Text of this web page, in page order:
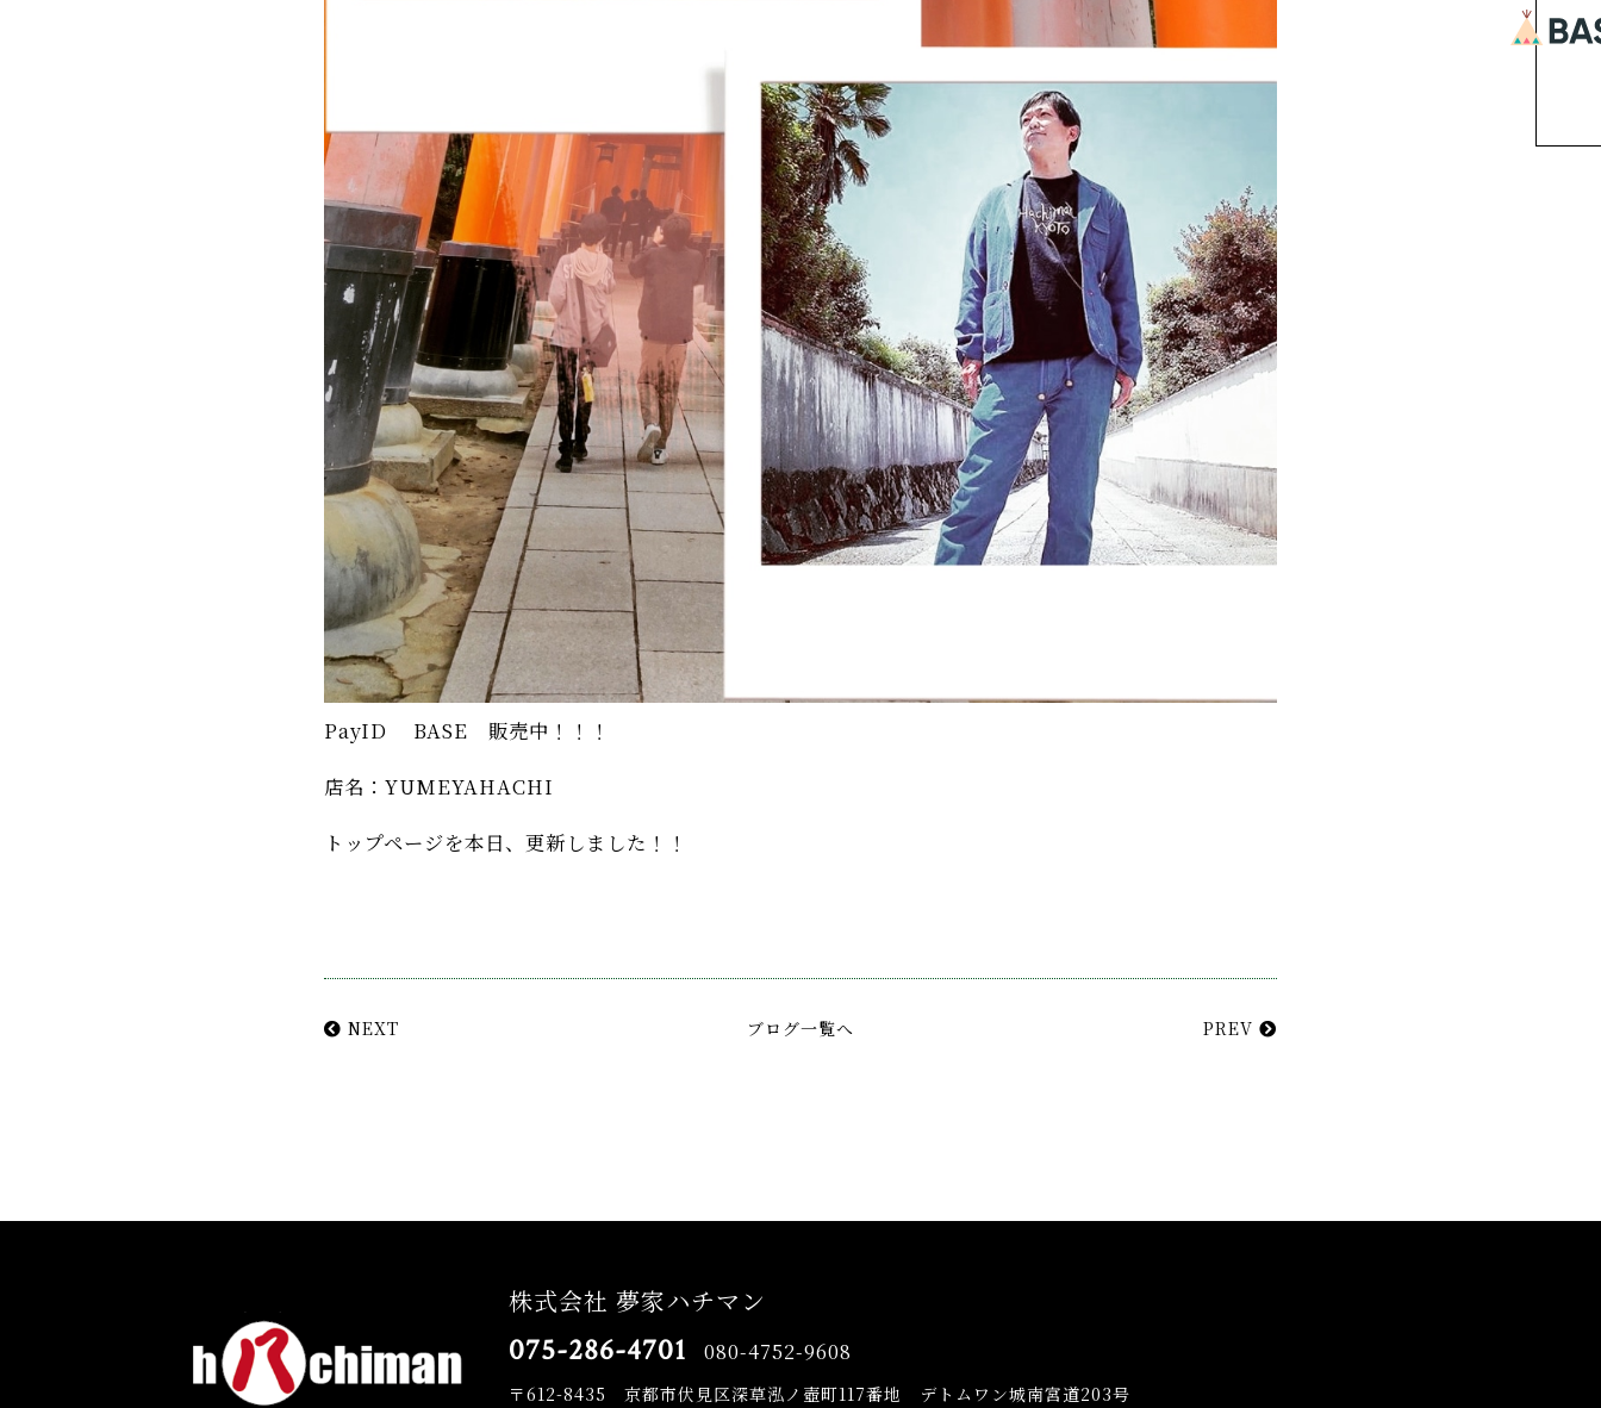
PayID BASE 販売中！！！
店名：YUMEYAHACHI
トップページを本日、更新しました！！
NEXT ブログ一覧へ PREV
株式会社 夢家ハチマン
075-286-4701 080-4752-9608
〒612-8435 京都市伏見区深草泓ノ壺町117番地 デトムワン城南宮道203号